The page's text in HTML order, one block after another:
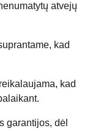
atvejų
kad
kad
garantijos, dėl